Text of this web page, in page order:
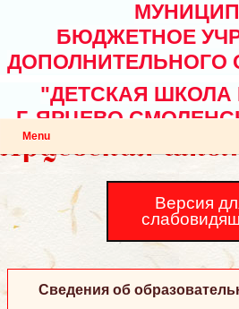
БЮДЖЕТНОЕ
ДОПОЛНИТЕЛЬНОГО
"ДЕТСКАЯ ШКОЛА
Г. ЯРЦЕВО
Menu
Версия
Сведения об